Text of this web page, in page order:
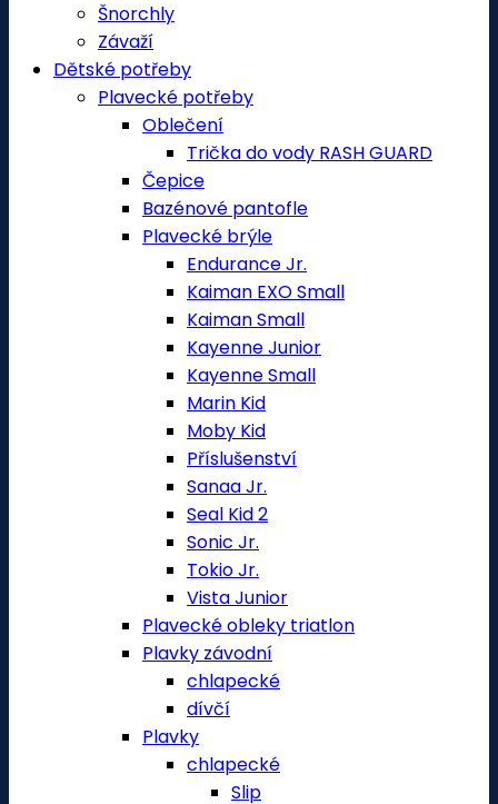
Šnorchly
Závaží
Dětské potřeby
Plavecké potřeby
Oblečení
Trička do vody RASH GUARD
Čepice
Bazénové pantofle
Plavecké brýle
Endurance Jr.
Kaiman EXO Small
Kaiman Small
Kayenne Junior
Kayenne Small
Marin Kid
Moby Kid
Příslušenství
Sanaa Jr.
Seal Kid 2
Sonic Jr.
Tokio Jr.
Vista Junior
Plavecké obleky triatlon
Plavky závodní
chlapecké
dívčí
Plavky
chlapecké
Slip